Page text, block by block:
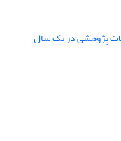
پژوهشی در یک سال